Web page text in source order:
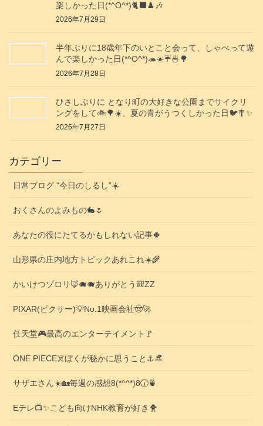
楽しかった日(*^O^*)🐈‍⬛♟️🎶
2026年7月29日
半年ぶりに18歳年下のいとこと会って、しゃべって遊
んで楽しかった日(*^O^*)🦔☀️☔🍜🌳
2026年7月28日
ひさしぶりに となり町の大好きな公園までサイクリ
ングをして🚲️🌳☀️、夏の青がうつくしかった日🐦️🎐✨️
2026年7月27日
カテゴリー
日常ブログ “今日のしるし”☀️
おくさんのよみもの🐇🌷
あなたの役にたてるかもしれない記事🍀
山形県の庄内地方トピックあれこれ☀️🌾
かいけつゾロリ🦊🐗🐗ありがとう🎒ZZ
PIXAR(ピクサー)💡No.1映画会社🤠🚀
任天堂🎮️最高のエンターテイメント🚩
ONE PIECE☠️ぼくが秘かに思うこと⚓️👒
サザエさん☀️🏡毎週の感想8(*^^*)8🕡️🍵
Eテレ📺️✨こども向けNHK教育が好き🐥